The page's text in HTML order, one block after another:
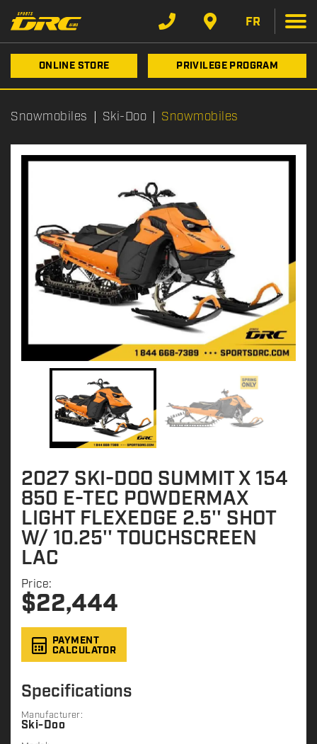
FR
ONLINE STORE PRIVILEGE PROGRAM
Snowmobiles Ski-Doo Snowmobiles
2027 SKI-DOO SUMMIT X 154
850 E-TEC POWDERMAX
LIGHT FLEXEDGE 2.5'' SHOT
W/ 10.25'' TOUCHSCREEN
LAC
Price:
$22,444
PAYMENT
CALCULATOR
Specifications
Manufacturer:
Ski-Doo